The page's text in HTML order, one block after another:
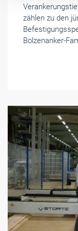
zählen zu den
Bolzenanker-